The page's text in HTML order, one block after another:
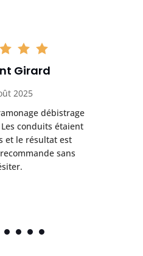
Girard
2025
débistrage
conduits étaient
et le résultat est
sans